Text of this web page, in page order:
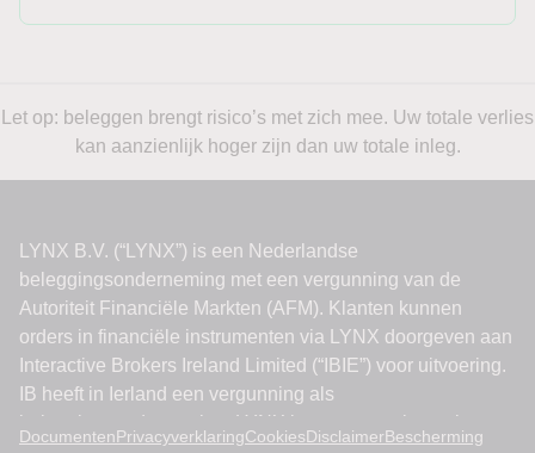
Let op: beleggen brengt risico’s met zich mee. Uw totale verlies
kan aanzienlijk hoger zijn dan uw totale inleg.
DocumentenPrivacyverklaringCookiesDisclaimerBescherming